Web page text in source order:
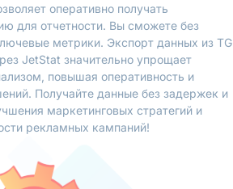
оперативно получать
для отчетности. Вы сможете без
метрики. Экспорт данных из TG
JetStat значительно упрощает
повышая оперативность и
Получайте данные без задержек и
маркетинговых стратегий и
рекламных кампаний!